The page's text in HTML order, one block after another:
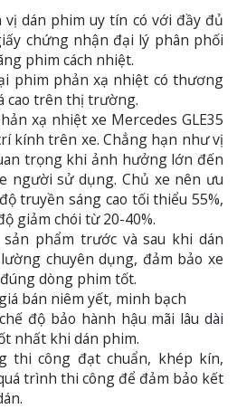
dán phim uy tín có với đầy đủ
chứng nhận đại lý phân phối
phim cách nhiệt.
phim phản xạ nhiệt có thương
cao trên thị trường.
xạ nhiệt xe Mercedes GLE35
kính trên xe. Chẳng hạn như vị
trọng khi ảnh hưởng lớn đến
người sử dụng. Chủ xe nên ưu
truyền sáng cao tối thiểu 55%,
giảm chói từ 20-40%.
phẩm trước và sau khi dán
chuyên dụng, đảm bảo xe
dòng phim tốt.
bán niêm yết, minh bạch
độ bảo hành hậu mãi lâu dài
nhất khi dán phim.
thi công đạt chuẩn, khép kín,
trình thi công để đảm bảo kết